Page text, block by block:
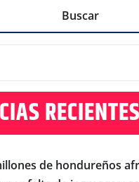
Buscar
RECIENTES
de hondureños